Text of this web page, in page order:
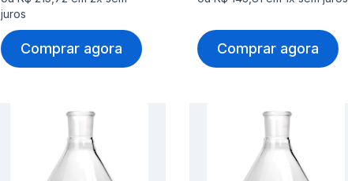
juros
Comprar agora Comprar agora
Adicionar
Adicionar
Adicionar
Adicionar